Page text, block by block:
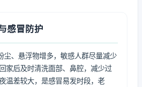
感冒防护
尘、悬浮物增多，敏感人群尽量减少
家后及时清洗面部、鼻腔，减少过
温差较大，是感冒易发时段，老